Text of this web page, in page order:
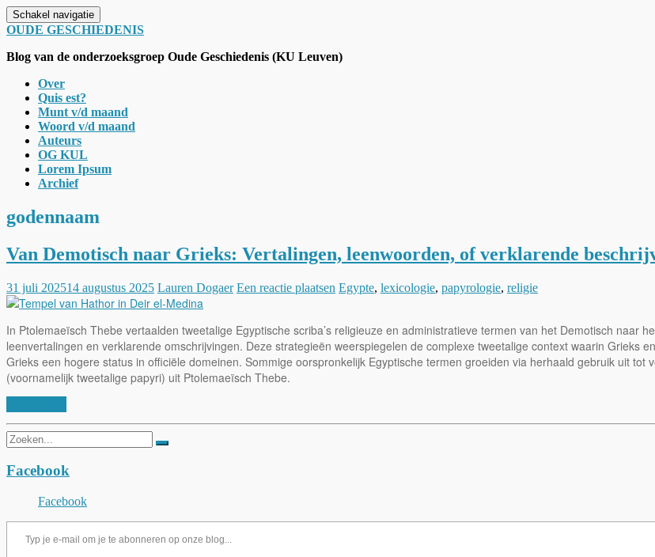
Schakel navigatie
OUDE GESCHIEDENIS
Blog van de onderzoeksgroep Oude Geschiedenis (KU Leuven)
Over
Quis est?
Munt v/d maand
Woord v/d maand
Auteurs
OG KUL
Lorem Ipsum
Archief
godennaam
Van Demotisch naar Grieks: Vertalingen, leenwoorden, of verklarende
31 juli 202514 augustus 2025 Lauren Dogaer Een reactie plaatsen Egypte, lexicologie, papyrologie, religie
In Ptolemaeïsch Thebe vertaalden tweetalige Egyptische scriba’s religieuze en administratieve termen van het Demotisch naar
leenvertalingen en verklarende omschrijvingen. Deze strategieën weerspiegelen de complexe tweetalige context waarin Grieks
Grieks een hogere status in officiële domeinen. Sommige oorspronkelijk Egyptische termen groeiden via herhaald gebruik uit
(voornamelijk tweetalige papyri) uit Ptolemaeïsch Thebe.
Zoeken
naar:
Facebook
Facebook
Typ je e-mail om je te abonneren op onze blog...